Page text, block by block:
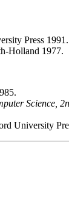
Press 1991.
Holland 1977.
Science,
University